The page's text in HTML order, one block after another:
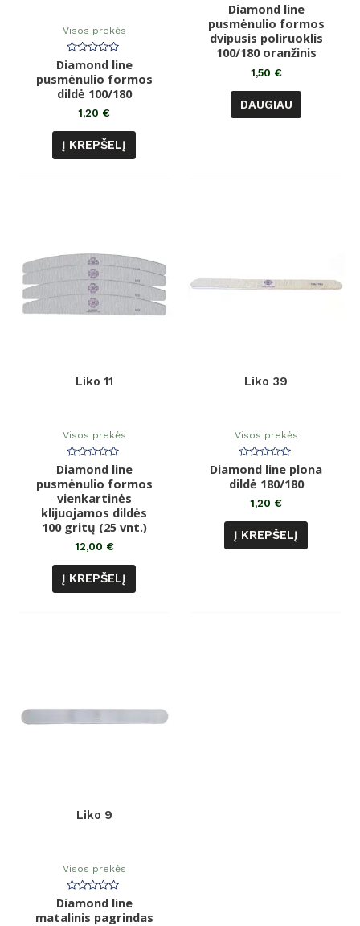
Visos prekės
Įvertinimas:
0
iš
5
Diamond line
pusmėnulio formos
dildė 100/180
1,20 €
Į KREPŠELĮ
Įvertinimas:
0
iš
5
Diamond line
pusmėnulio formos
dvipusis poliruoklis
100/180 oranžinis
1,50 €
DAUGIAU
Liko 11
Visos prekės
Įvertinimas:
0
iš
5
Diamond line
pusmėnulio formos
vienkartinės
klijuojamos dildės
100 gritų (25 vnt.)
12,00 €
Į KREPŠELĮ
Liko 39
Visos prekės
Įvertinimas:
0
iš
Diamond line plona
dildė 180/180
1,20 €
Į KREPŠELĮ
Liko 9
Visos prekės
Įvertinimas:
0
iš
Diamond line
matalinis pagrindas